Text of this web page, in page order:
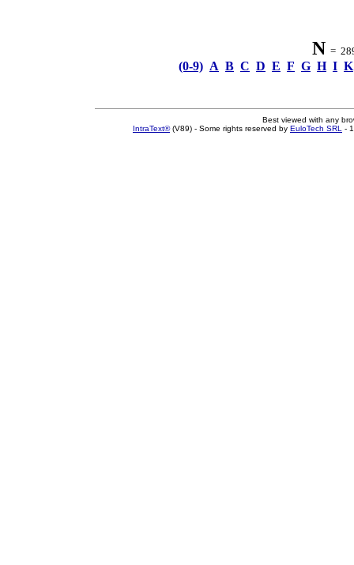
N =
(0-9) A B C D E F G H I K
Best viewed with any
IntraText®(V89) - Some rights reserved by EuloTech SRL -